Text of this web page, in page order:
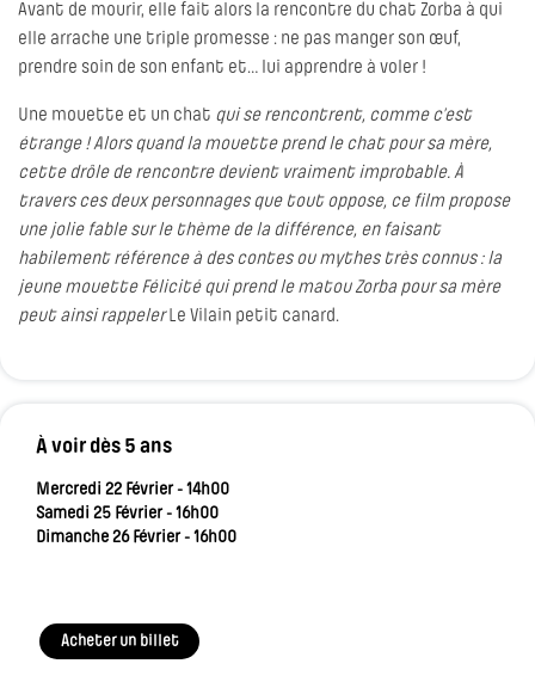
Avant de mourir, elle fait alors la rencontre du chat Zorba à qui
elle arrache une triple promesse : ne pas manger son œuf,
prendre soin de son enfant et… lui apprendre à voler !
Une mouette et un chat qui se rencontrent, comme c’est
étrange ! Alors quand la mouette prend le chat pour sa mère,
cette drôle de rencontre devient vraiment improbable. À
travers ces deux personnages que tout oppose, ce film propose
une jolie fable sur le thème de la différence, en faisant
habilement référence à des contes ou mythes très connus : la
jeune mouette Félicité qui prend le matou Zorba pour sa mère
peut ainsi rappelerLe Vilain petit canard.
À voir dès 5 ans
Mercredi 22 Février - 14h00
Samedi 25 Février - 16h00
Dimanche 26 Février - 16h00
Acheter un billet